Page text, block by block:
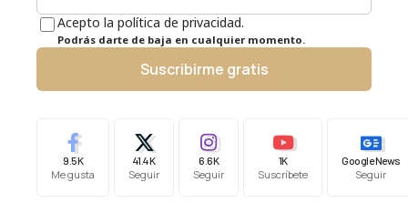
Acepto la política de privacidad.
Podrás darte de baja en cualquier momento.
Suscribirme gratis
9.5K
Me gusta
41.4K
Seguir
6.6K
Seguir
1K
Suscríbete
Google News
Seguir